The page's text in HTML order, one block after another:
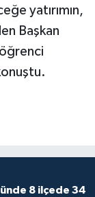
yatırımın,
Başkan
8 ilçede 34